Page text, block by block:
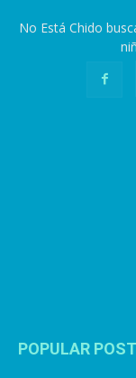
No Está Chido
POPULAR